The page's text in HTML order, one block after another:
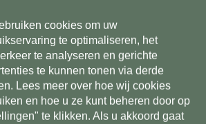
Telefoonnummer*
Postcode*
Postcode*
Toevoeging
cookies om uw
te optimaliseren, het
te analyseren en gerichte
te kunnen tonen via derde
Lees meer over hoe wij cookies
en hoe u ze kunt beheren door op
te klikken. Als u akkoord gaat